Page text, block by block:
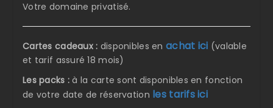
Votre domaine privatisé.
Cartes cadeaux : disponibles en achat ici (valable
et tarif assuré 18 mois)
Les packs : à la carte sont disponibles en fonction
de votre date de réservation les tarifs ici